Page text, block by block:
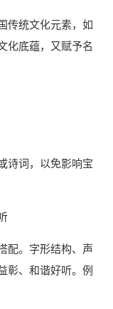
传统文化元素，如
化底蕴，又赋予名
诗词，以免影响宝
配。字形结构、声
彰、和谐好听。例